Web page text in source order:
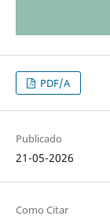
PDF/A
Publicado
21-05-2026
Como Citar